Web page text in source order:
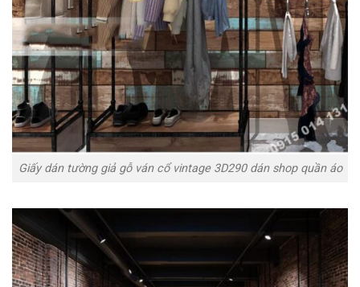
Giấy dán tường giả gỗ ván cổ vintage 3D290 dán shop quần áo